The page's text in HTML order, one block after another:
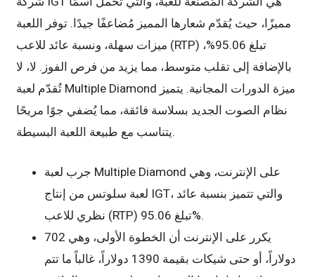
مميزًا، حيث يُقدّم شعارها المميز مُضاعفًا جيدًا. توفر اللعبة
ميزات سهلة، ونسبة عائد للاعب (RTP) تبلغ 95.06%،
بالإضافة إلى تقلب متوسط، مما يزيد من فرص الفوز. لا، لا
تُقدّم لعبة Multiple Diamond ميزة الدورات المجانية. يتميز
نظام الصوت الجديد بسلاسة فائقة، مما يُضفي جوًا مريحًا
يتناسب مع طبيعة اللعبة البسيطة.
جرب لعبة Multiple Diamond على الإنترنت، وهي
لعبة سلوتس من إنتاج IGT، والتي تتميز بنسبة عائد
نظري للاعب (RTP) تبلغ 95.06%.
يكرر على الإنترنت أن الخطوة الأولى، وهي 702
دولاراً، أو حتى شيكات بقيمة 1390 دولاراً، غالباً ما تتم